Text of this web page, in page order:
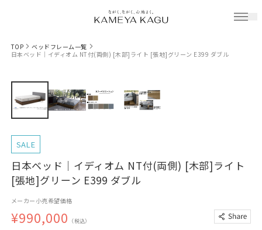
TOP
ベッドフレーム一覧
日本ベッド｜イディオム NT付(両側) [木部]ライト [張地]グリーン E399 ダブル
SALE
日本ベッド｜イディオム NT付(両側) [木部]ライト
[張地]グリーン E399 ダブル
メーカー小売希望価格
¥990,000 （税込）